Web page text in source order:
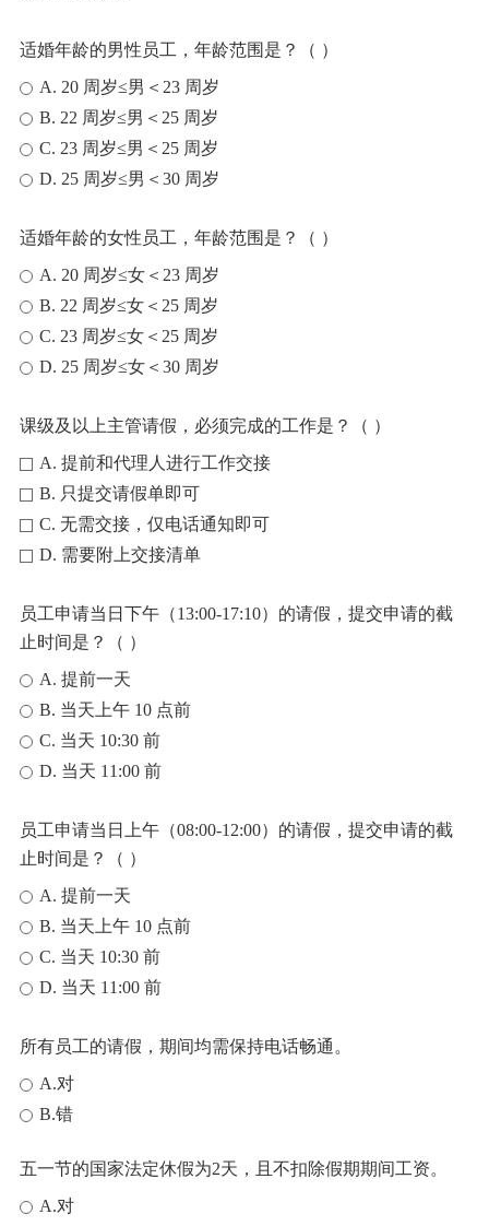
适婚年龄的男性员工，年龄范围是？（ ）
A. 20 周岁≤男＜23 周岁
B. 22 周岁≤男＜25 周岁
C. 23 周岁≤男＜25 周岁
D. 25 周岁≤男＜30 周岁
适婚年龄的女性员工，年龄范围是？（ ）
A. 20 周岁≤女＜23 周岁
B. 22 周岁≤女＜25 周岁
C. 23 周岁≤女＜25 周岁
D. 25 周岁≤女＜30 周岁
课级及以上主管请假，必须完成的工作是？（ ）
A. 提前和代理人进行工作交接
B. 只提交请假单即可
C. 无需交接，仅电话通知即可
D. 需要附上交接清单
员工申请当日下午（13:00-17:10）的请假，提交申请的截
止时间是？（ ）
A. 提前一天
B. 当天上午 10 点前
C. 当天 10:30 前
D. 当天 11:00 前
员工申请当日上午（08:00-12:00）的请假，提交申请的截
止时间是？（ ）
A. 提前一天
B. 当天上午 10 点前
C. 当天 10:30 前
D. 当天 11:00 前
所有员工的请假，期间均需保持电话畅通。
A.对
B.错
五一节的国家法定休假为2天，且不扣除假期期间工资。
A.对